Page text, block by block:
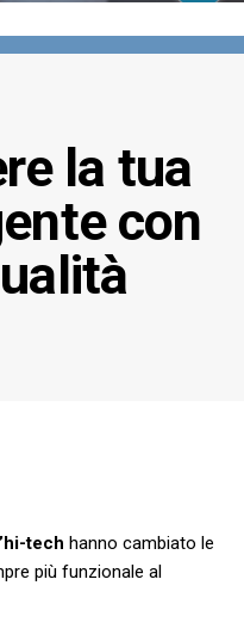
la tua
con
tech hanno cambiato le
più funzionale al